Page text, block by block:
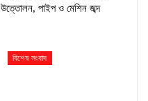
উত্তোলন, পাইপ ও মেশিন জব্দ
বিশেষ সংবাদ